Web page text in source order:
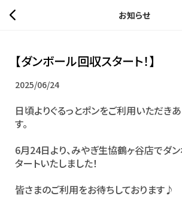
お知らせ
【ダンボール回収スタート！】
2025/06/24
日頃よりぐるっとポンをご利用いただき
す。
6月24日より、みやぎ生協鶴ヶ谷店でダ
タートいたしました！
皆さまのご利用をお待ちしております♪